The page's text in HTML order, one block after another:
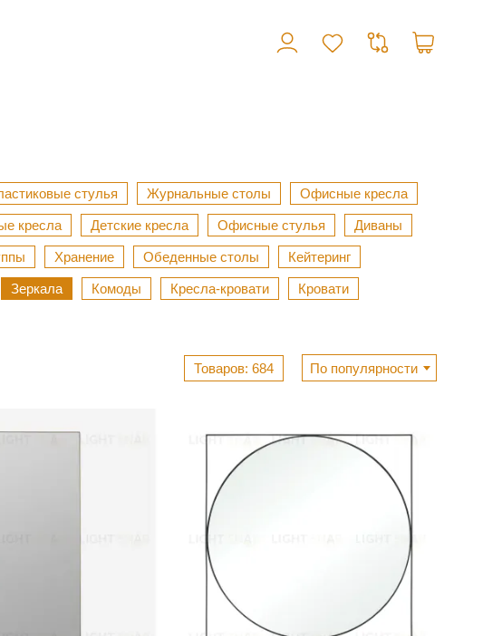
стулья Журнальные столы Офисные кресла
кресла Детские кресла Офисные стулья Диваны
Хранение Обеденные столы Кейтеринг
Зеркала Комоды Кресла-кровати Кровати
684 По популярности